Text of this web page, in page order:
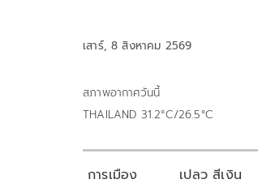
เสาร์, 8 สิงหาคม 2569
สภาพอากาศวันนี้
THAILAND 31.2°C/26.5°C
การเมือง เปลว สีเงิน